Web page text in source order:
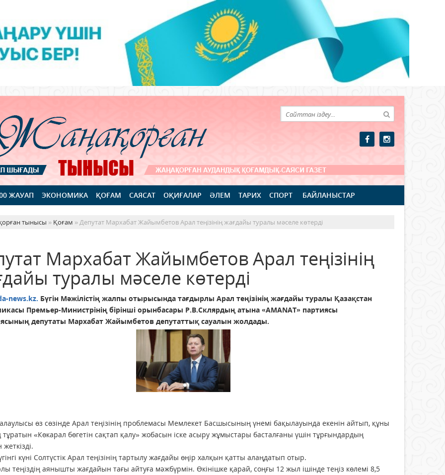
ЖАУАП ЭКОНОМИКА ҚОҒАМ САЯСАТ ОҚИҒАЛАР ӘЛЕМ ТАРИХ СПОРТ БАЙЛАНЫСТАР
тынысы » Қоғам » Депутат Мархабат Жайымбетов Арал теңізінің жағдайы туралы мәселе көтерді
Мархабат Жайымбетов Арал теңізінің
туралы мәселе көтерді
news.kz. Бүгін Мәжілістің жалпы отырысында тағдырлы Арал теңізінің жағдайы туралы Қазақстан
Премьер-Министрінің бірінші орынбасары Р.В.Склярдың атына «AMANAT» партиясы
депутаты Мархабат Жайымбетов депутаттық сауалын жолдады.
өз сөзінде Арал теңізінің проблемасы Мемлекет Басшысының үнемі бақылауында екенін айтып, құны
тұратын «Көкарал бөгетін сақтап қалу» жобасын іске асыру жұмыстары басталғаны үшін тұрғындардың
күні Солтүстік Арал теңізінің тартылу жағдайы өңір халқын қатты алаңдатып отыр.
теңіздің аянышты жағдайын тағы айтуға мәжбүрмін. Өкінішке қарай, соңғы 12 жыл ішінде теңіз көлемі 8,5